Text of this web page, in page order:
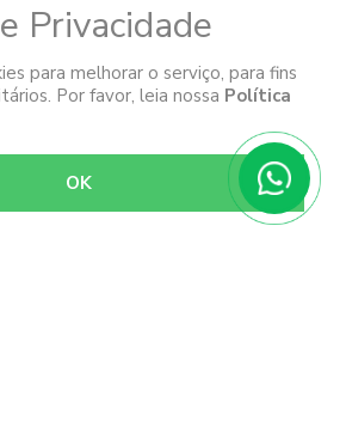
reservados. Desenvolvido por
Privacidade
para melhorar o serviço, para fins
Por favor, leia nossa Política
OK